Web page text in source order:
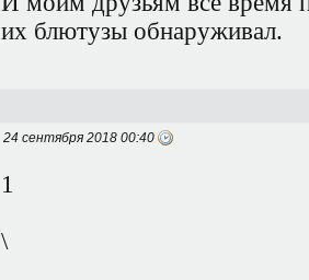
их блютузы обнаруживал.
24 сентября 2018 00:40
1
\